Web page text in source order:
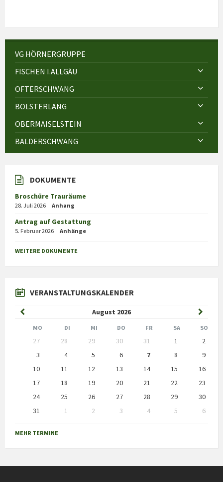
VG HÖRNERGRUPPE
FISCHEN I.ALLGÄU
OFTERSCHWANG
BOLSTERLANG
OBERMAISELSTEIN
BALDERSCHWANG
DOKUMENTE
Broschüre Trauräume
28. Juli 2026 Anhang
Antrag auf Gestattung
5. Februar 2026 Anhänge
WEITERE DOKUMENTE
VERANSTALTUNGSKALENDER
August 2026
Previous
Month
Month
MO DI MI DO FR SA SO
calendar
27 28 29 30 31 1
2
3
4 5 6 7 8
9
10
11 12 13 14 15
16
17
18 19 20 21 22
23
24
25 26 27 28 29
30
31
1 2 3 4 5
6
calendar
MEHR TERMINE